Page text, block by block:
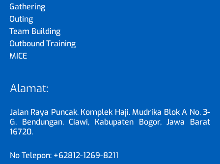
Gathering
Outing
Team Building
Outbound Training
MICE
Alamat:
Jalan Raya Puncak. Komplek Haji. Mudrika Blok A No. 3-
G, Bendungan, Ciawi, Kabupaten Bogor, Jawa Barat
16720.
No Telepon: +62812-1269-8211